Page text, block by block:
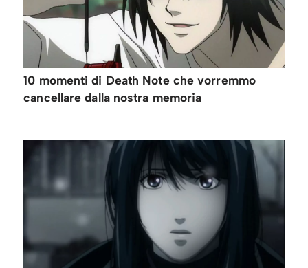
10 momenti di Death Note che vorremmo
cancellare dalla nostra memoria